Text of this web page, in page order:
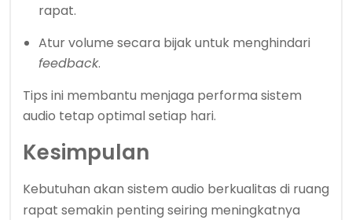
rapat.
Atur volume secara bijak untuk menghindari
feedback.
Tips ini membantu menjaga performa sistem
audio tetap optimal setiap hari.
Kesimpulan
Kebutuhan akan sistem audio berkualitas di ruang
rapat semakin penting seiring meningkatnya